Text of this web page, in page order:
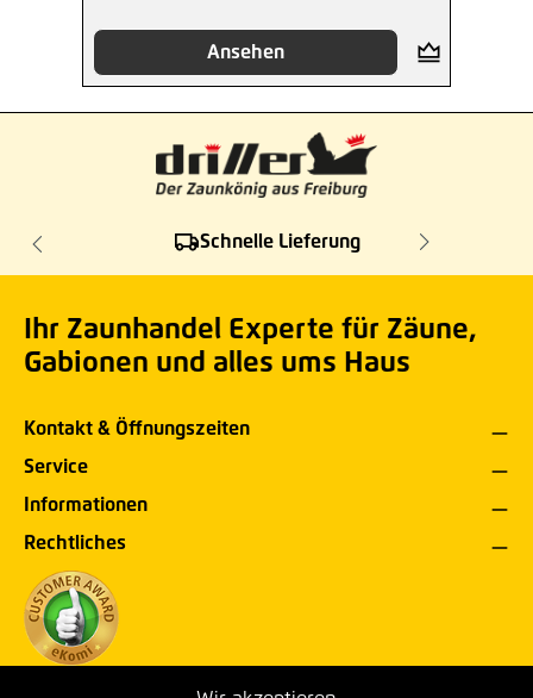
Ansehen
Schnelle Lieferung
Ihr Zaunhandel Experte für Zäune,
Gabionen und alles ums Haus
Kontakt & Öffnungszeiten
Service
Informationen
Rechtliches